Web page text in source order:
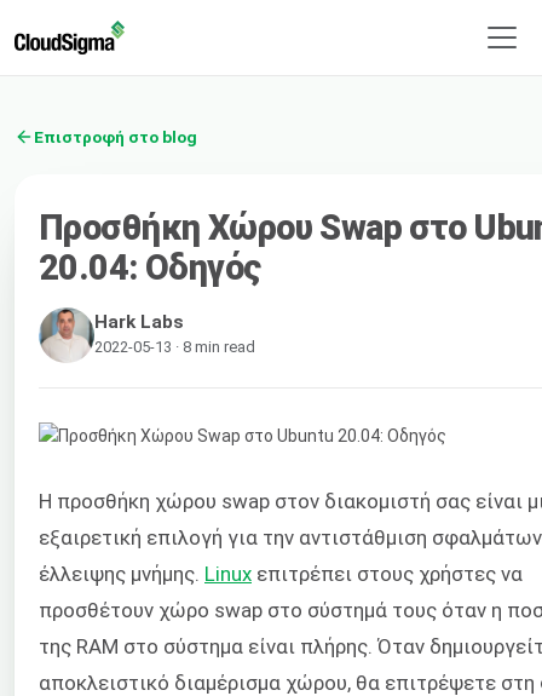
Επιστροφή στο blog
Προσθήκη Χώρου Swap στο
20.04: Οδηγός
Hark Labs
2022-05-13 · 8 min read
Η προσθήκη χώρου swap στον διακομιστή σας είναι
εξαιρετική επιλογή για την αντιστάθμιση σφαλμάτων
έλλειψης μνήμης. Linux επιτρέπει στους χρήστες να
προσθέτουν χώρο swap στο σύστημά τους όταν η
της RAM στο σύστημα είναι πλήρης. Όταν
αποκλειστικό διαμέρισμα χώρου, θα επιτρέψετε στη